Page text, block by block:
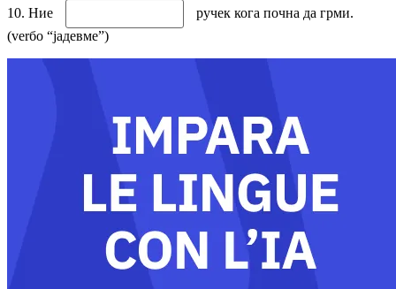
10. Ние
ручек кога почна да грми.
(verбо “јадевме”)